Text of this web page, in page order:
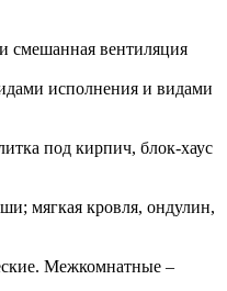
смешанная вентиляция
исполнения и видами
под кирпич, блок-хаус
мягкая кровля, ондулин,
Межкомнатные –